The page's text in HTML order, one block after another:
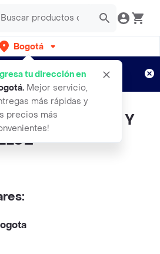
Bogotá
tu dirección en
. Mejor servicio,
más rápidas y
precios más
por semanas
Aplican TyC
Con Romero Y